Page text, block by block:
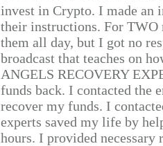
invest in Crypto. I made
their instructions. For TWO
them all day, but I got no
broadcast that teaches on
ANGELS RECOVERY
funds back. I contacted the
recover my funds. I
experts saved my life by
hours. I provided